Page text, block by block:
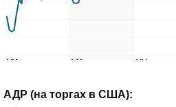
АДР (на торгах в США):